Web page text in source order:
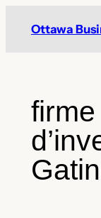
Ottawa
firme